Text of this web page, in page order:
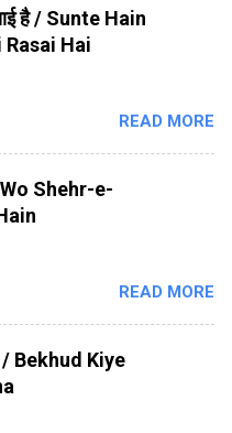
है / Sunte Hain
Hai
READ MORE
Wo Shehr-e-
READ MORE
/ Bekhud Kiye